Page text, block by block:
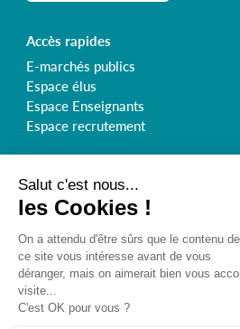
Accès rapides
E-marchés publics
Espace élus
Espace Enseignants
Espace recrutement
Retrouvez le Syndicat de l'Orge sur :
Inscrivez-vous à la newsletter
@